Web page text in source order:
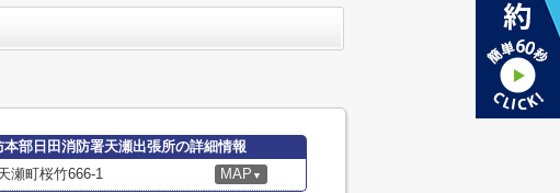
部日田消防署天瀬出張所の詳細情報
瀬町桜竹666-1 MAP ▼